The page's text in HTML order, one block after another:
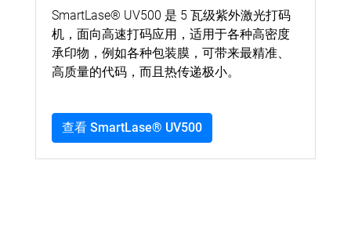
SmartLase® UV500 是 5 瓦级紫外激光打码
机，面向高速打码应用，适用于各种高密度
承印物，例如各种包装膜，可带来最精准、
高质量的代码，而且热传递极小。
查看 SmartLase® UV500